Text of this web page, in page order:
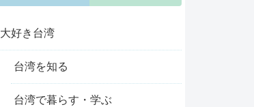
大好き台湾
台湾を知る
台湾で暮らす・学ぶ